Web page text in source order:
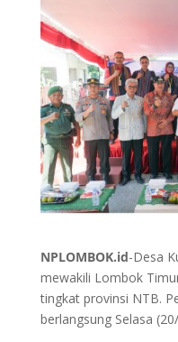
NPLOMBOK.id-Desa
mewakili Lombok
tingkat provinsi NTB.
berlangsung Selasa